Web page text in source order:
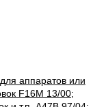
аппаратов или
F16M 13/00;